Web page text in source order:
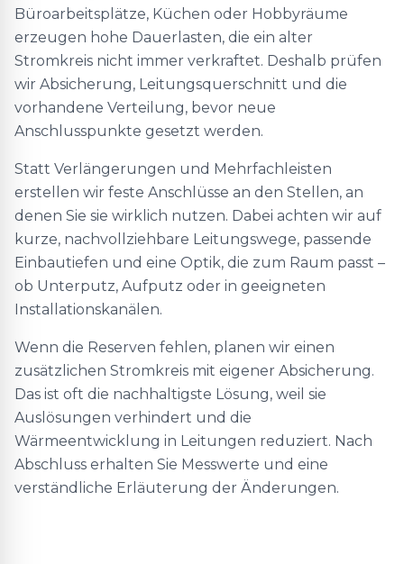
Büroarbeitsplätze, Küchen oder Hobbyräume
erzeugen hohe Dauerlasten, die ein alter
Stromkreis nicht immer verkraftet. Deshalb prüfen
wir Absicherung, Leitungsquerschnitt und die
vorhandene Verteilung, bevor neue
Anschlusspunkte gesetzt werden.
Statt Verlängerungen und Mehrfachleisten
erstellen wir feste Anschlüsse an den Stellen, an
denen Sie sie wirklich nutzen. Dabei achten wir auf
kurze, nachvollziehbare Leitungswege, passende
Einbautiefen und eine Optik, die zum Raum passt –
ob Unterputz, Aufputz oder in geeigneten
Installationskanälen.
Wenn die Reserven fehlen, planen wir einen
zusätzlichen Stromkreis mit eigener Absicherung.
Das ist oft die nachhaltigste Lösung, weil sie
Auslösungen verhindert und die
Wärmeentwicklung in Leitungen reduziert. Nach
Abschluss erhalten Sie Messwerte und eine
verständliche Erläuterung der Änderungen.